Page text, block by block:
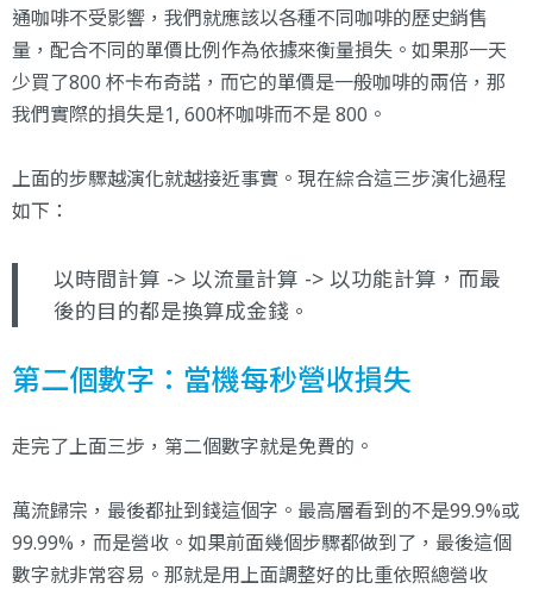
通咖啡不受影響，我們就應該以各種不同咖啡的歷史銷售
量，配合不同的單價比例作為依據來衡量損失。如果那一天
少買了800 杯卡布奇諾，而它的單價是一般咖啡的兩倍，那
我們實際的損失是1, 600杯咖啡而不是 800。
上面的步驟越演化就越接近事實。現在綜合這三步演化過程
如下：
以時間計算 -> 以流量計算 -> 以功能計算，而最
後的目的都是換算成金錢。
第二個數字：當機每秒營收損失
走完了上面三步，第二個數字就是免費的。
萬流歸宗，最後都扯到錢這個字。最高層看到的不是99.9%或
99.99%，而是營收。如果前面幾個步驟都做到了，最後這個
數字就非常容易。那就是用上面調整好的比重依照總營收